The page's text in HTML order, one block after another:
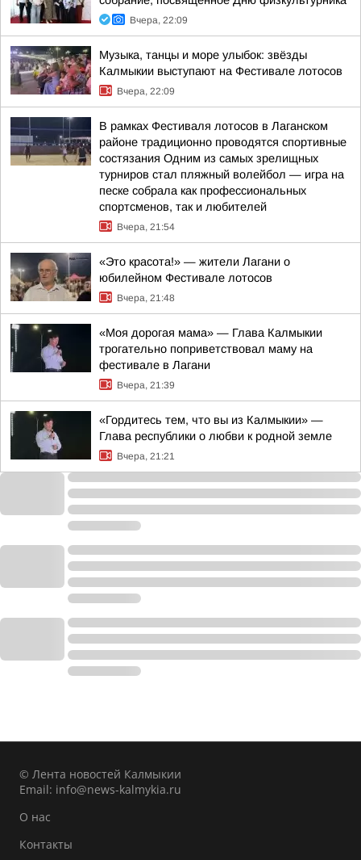
Вчера, 22:09
Музыка, танцы и море улыбок: звёзды
Калмыкии выступают на Фестивале лотосов
Вчера, 22:09
В рамках Фестиваля лотосов в Лаганском
районе традиционно проводятся спортивные
состязания Одним из самых зрелищных
турниров стал пляжный волейбол — игра на
песке собрала как профессиональных
спортсменов, так и любителей
Вчера, 21:54
«Это красота!» — жители Лагани о
юбилейном Фестивале лотосов
Вчера, 21:48
«Моя дорогая мама» — Глава Калмыкии
трогательно поприветствовал маму на
фестивале в Лагани
Вчера, 21:39
«Гордитесь тем, что вы из Калмыкии» —
Глава республики о любви к родной земле
Вчера, 21:21
© Лента новостей Калмыкии
Email: info@news-kalmykia.ru
О нас
Контакты